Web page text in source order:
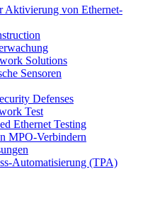
Aktivierung von Ethernet-
Solutions
Sensoren
Defenses
Test
Ethernet Testing
MPO-Verbindern
Automatisierung (TPA)